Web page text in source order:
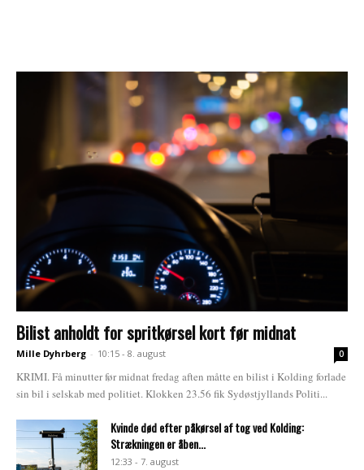
Bilist anholdt for spritkørsel kort før midnat
Mille Dyhrberg - 10:15 - 8. august 0
KRIMI. Få minutter før midnat fredag aften måtte en bilist i Kolding forlade
sin bil i selskab med politiet. Klokken 23.56 fik Sydøstjyllands Politi...
Kvinde død efter påkørsel af tog ved Kolding:
Strækningen er åben...
12:33 - 7. august